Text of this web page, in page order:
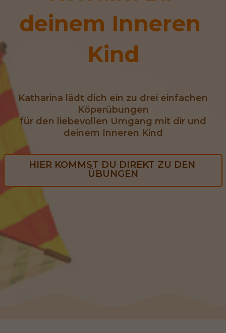
deinem Inneren
Kind
Katharina lädt dich ein zu drei einfachen
Köperübungen
für den liebevollen Umgang mit dir und
deinem Inneren Kind
HIER KOMMST DU DIREKT ZU DEN
ÜBUNGEN